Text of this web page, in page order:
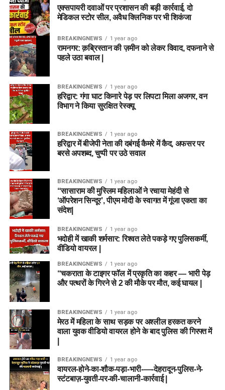
एक्सपायरी दवाओं पर प्रशासन की बड़ी कार्रवाई, दो
मेडिकल स्टोर सील, अवैध क्लिनिक पर भी शिकंजा
BREAKINGNEWS 1 year ago
रामनगर: क़ब्रिस्तान की ज़मीन को लेकर विवाद, दफनाने से
पहले उठा बवाल |
BREAKINGNEWS 1 year ago
हरिद्वार: गंगा घाट किनारे पेड़ पर लिपटा मिला अजगर, वन
विभाग ने किया सुरक्षित रेस्क्यू
BREAKINGNEWS 1 year ago
हरिद्वार में बीजेपी नेता की दबंगई कैमरे में कैद, अफसर पर
बरसे अपशब्द, चुप्पी पर उठे सवाल
BREAKINGNEWS 1 year ago
“सासाराम की मुस्लिम महिलाओं ने रचाया मेहंदी से
‘ऑपरेशन सिन्दूर’, पीएम मोदी के स्वागत में गूंजा एकता का
संदेश|
BREAKINGNEWS 1 year ago
भदोही में खाकी शर्मसार: रिश्वत लेते पकड़े गए पुलिसकर्मी,
वीडियो वायरल |
BREAKINGNEWS 1 year ago
“चकराता के टाइगर फॉल में प्रकृति का कहर — भारी पेड़
और पत्थरों के गिरने से 2 की मौके पर मौत, कई घायल |
BREAKINGNEWS 1 year ago
मेरठ में महिला के साथ सड़क पर अश्लील हरकत करने
वाला युवक वीडियो वायरल होने के बाद पुलिस की गिरफ्त में
BREAKINGNEWS 1 year ago
वायरल-होने-का-शौक-पड़ा-भारी-—-देहरादून-पुलिस-ने-
स्टंटबाज़-युवती-पर-की-चालानी-कार्रवाई |